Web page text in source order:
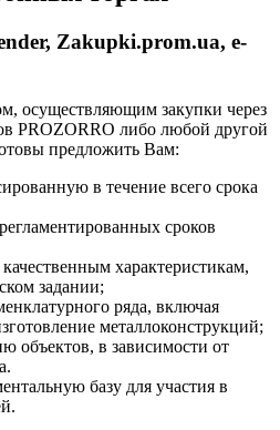
Zakupki.prom.ua, e-
осуществляющим закупки через
PROZORRO либо любой другой
предложить Вам:
в течение всего срока
сроков
характеристикам,
задании;
ряда, включая
металлоконструкций;
объектов, в зависимости от
базу для участия в